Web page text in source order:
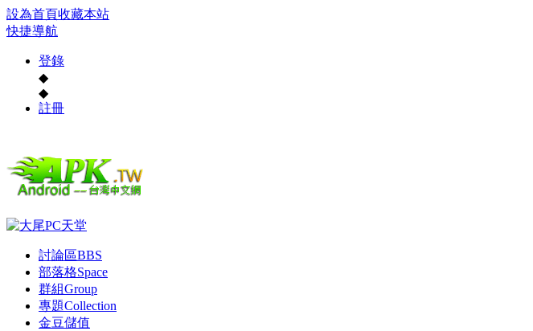
設為首頁收藏本站
快捷導航
登錄
◆
◆
註冊
討論區BBS
部落格Space
群組Group
專題Collection
金豆儲值